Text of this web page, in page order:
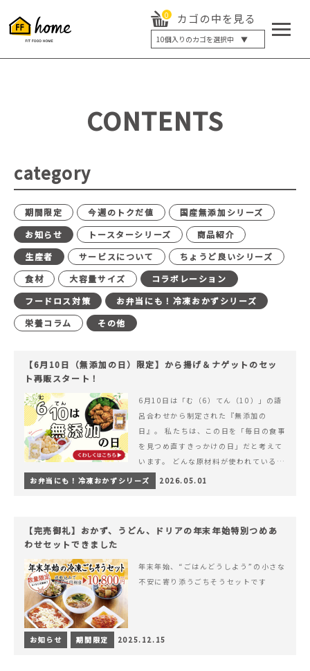
0 カゴの中を見る
10個入りのカゴを選択中 ▼
5個入り
20個入り
最大12%OFF
CONTENTS
category
期間限定 今週のトクだ値
国産無添加シリーズ
お知らせ
トースターシリーズ
商品紹介
生産者
サービスについて
ちょうど良いシリーズ
食材
大容量サイズ
コラボレーション
フードロス対策
お弁当にも！冷凍おかずシリーズ
栄養コラム
その他
【6月10日（無添加の日）限定】から揚げ＆ナゲットのセッ
ト再販スタート！
6月10日は「む（6）てん（10）」の語
呂合わせから制定された『無添加の
日』。 私たちは、この日を「毎日の食事
を見つめ直すきっかけの日」だと考えて
います。 どんな原材料が使われているの
か。 どのようにつくられているのか。&
hellip; 続きを読む 【6月10日（無添加
お弁当にも！冷凍おかずシリーズ 2026.05.01
【完売御礼】おかず、うどん、ドリアの年末年始特別つめあ
わせセットできました
年末年始、“ごはんどうしよう”の小さな
不安に寄り添うごちそうセットです
お知らせ 期間限定 2025.12.15